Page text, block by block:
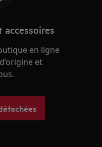
accessoires
en ligne
et